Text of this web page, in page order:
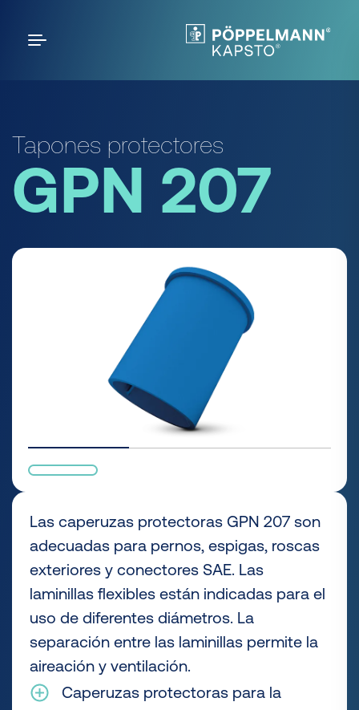
Tapones protectores
GPN 207
Las caperuzas protectoras GPN 207 son
adecuadas para pernos, espigas, roscas
exteriores y conectores SAE. Las
laminillas flexibles están indicadas para el
uso de diferentes diámetros. La
separación entre las laminillas permite la
aireación y ventilación.
Caperuzas protectoras para la